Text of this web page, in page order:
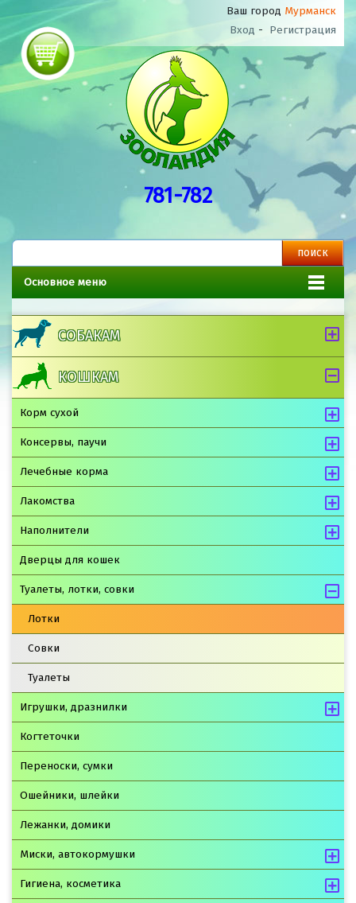
Ваш город Мурманск
Вход - Регистрация
781-782
Основное меню
СОБАКАМ
КОШКАМ
Корм сухой
Консервы, паучи
Лечебные корма
Лакомства
Наполнители
Дверцы для кошек
Туалеты, лотки, совки
Лотки
Совки
Туалеты
Игрушки, дразнилки
Когтеточки
Переноски, сумки
Ошейники, шлейки
Лежанки, домики
Миски, автокормушки
Гигиена, косметика